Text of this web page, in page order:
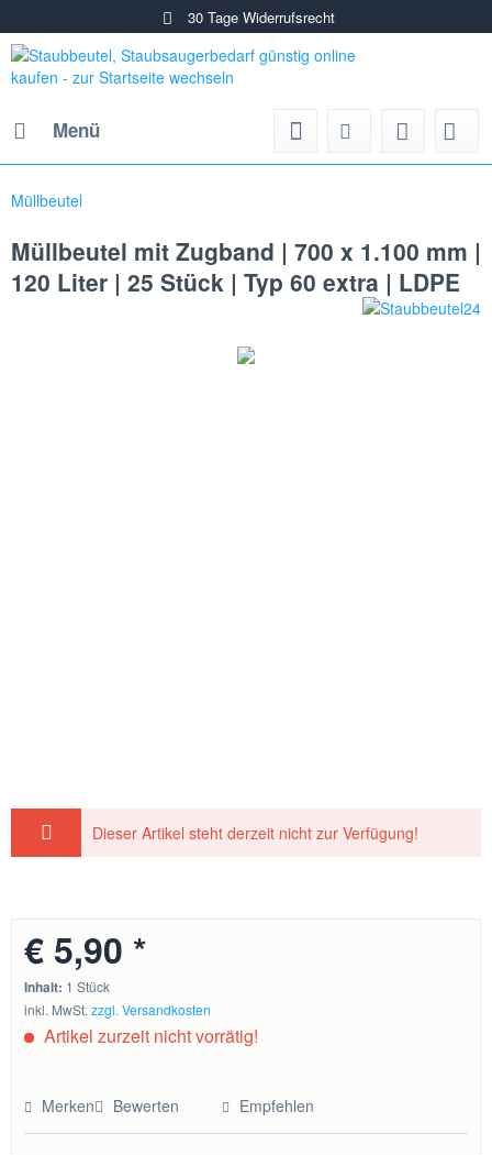
30 Tage Widerrufsrecht
Menü
Müllbeutel
Müllbeutel mit Zugband | 700 x 1.100 mm |
120 Liter | 25 Stück | Typ 60 extra | LDPE
Dieser Artikel steht derzeit nicht zur Verfügung!
€ 5,90 *
Inhalt: 1 Stück
inkl. MwSt.zzgl. Versandkosten
Artikel zurzeit nicht vorrätig!
Merken Bewerten Empfehlen